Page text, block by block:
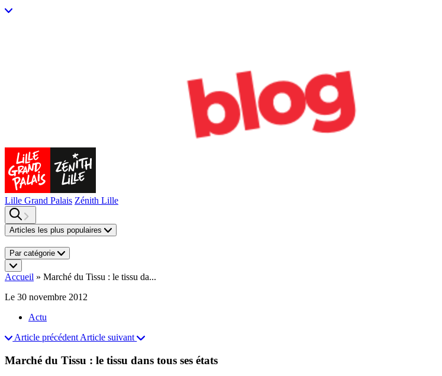
Lille Grand Palais Zénith Lille
Articles les plus populaires
Par catégorie
Accueil » Marché du Tissu : le tissu da...
Le 30 novembre 2012
Actu
Article précédent Article suivant
Marché du Tissu : le tissu dans tous ses états